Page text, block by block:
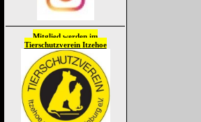
Mitglied werden im
Tierschutzverein Itzehoe